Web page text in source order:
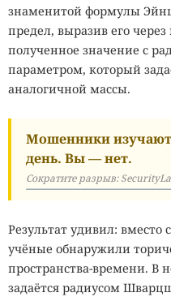
знаменитой формулы
предел, выразив его через
полученное значение с
параметром, который
аналогичной массы.
Мошенники
день. Вы — нет.
Сократите разрыв:
Результат удивил: вместо
учёные обнаружили
пространства-времени. В
задаётся радиусом